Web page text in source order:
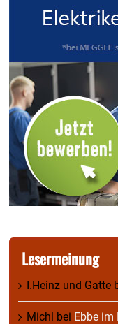
Lesermeinung
I.Heinz und Gatte
Michl bei Ebbe im